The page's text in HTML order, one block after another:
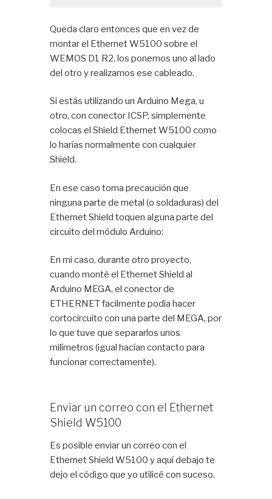
Queda claro entonces que en vez de
montar el Ethernet W5100 sobre el
WEMOS D1 R2, los ponemos uno al lado
del otro y realizamos ese cableado.
Si estás utilizando un Arduino Mega, u
otro, con conector ICSP, simplemente
colocas el Shield Ethernet W5100 como
lo harías normalmente con cualquier
Shield.
En ese caso toma precaución que
ninguna parte de metal (o soldaduras) del
Ethernet Shield toquen alguna parte del
circuito del módulo Arduino:
En mi caso, durante otro proyecto,
cuando monté el Ethernet Shield al
Arduino MEGA, el conector de
ETHERNET facilmente podía hacer
cortocircuito con una parte del MEGA, por
lo que tuve que separarlos unos
milímetros (igual hacían contacto para
funcionar correctamente).
Enviar un correo con el Ethernet
Shield W5100
Es posible enviar un correo con el
Ethernet Shield W5100 y aquí debajo te
dejo el código que yo utilicé con suceso.